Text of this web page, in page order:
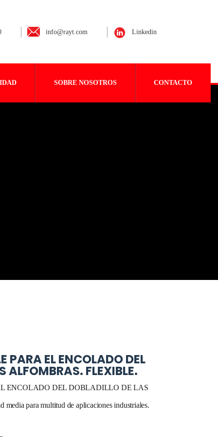
info@rayt.com Linkedin
SOBRE NOSOTROS CONTACTO
PARA EL ENCOLADO DEL
ALFOMBRAS. FLEXIBLE.
ENCOLADO DEL DOBLADILLO DE LAS
media para multitud de aplicaciones industriales.